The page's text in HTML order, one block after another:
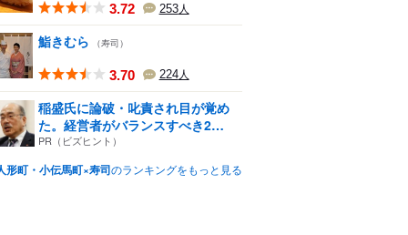
3.72 253人
鮨きむら （寿司）
3.70 224人
稲盛氏に論破・叱責され目が覚め
た。経営者がバランスすべき2
つ...
PR（ビズヒント）
形町・小伝馬町×寿司のランキングをもっと見る